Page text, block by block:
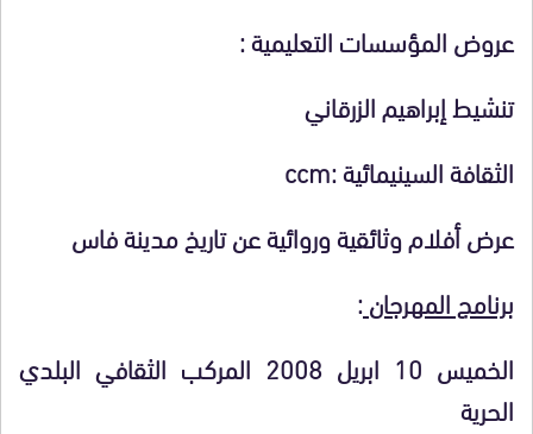
عروض المؤسسات التعليمية :
تنشيط إبراهيم الزرقاني
الثقافة السينيمائية :ccm
عرض أفلام وثائقية وروائية عن تاريخ مدينة فاس
برنامج المهرجان:
الخميس 10 ابريل 2008 المركب الثقافي البلدي
الحرية